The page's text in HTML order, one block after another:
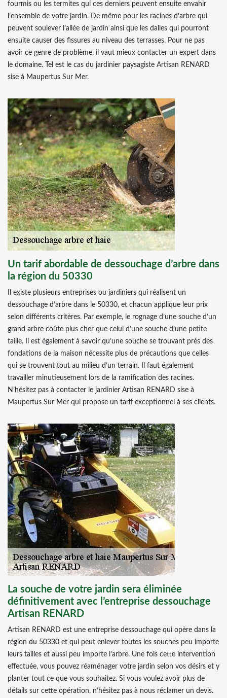
fourmis ou les termites qui ces derniers peuvent ensuite envahir
l’ensemble de votre jardin. De même pour les racines d’arbre qui
peuvent soulever l’allée de jardin ainsi que les dalles qui pourront
ensuite causer des fissures au niveau des terrasses. Pour ne pas
avoir ce genre de problème, il vaut mieux contacter un expert dans
le domaine. Tel est le cas du jardinier paysagiste Artisan RENARD
sise à Maupertus Sur Mer.
Un tarif abordable de dessouchage d’arbre dans
la région du 50330
Il existe plusieurs entreprises ou jardiniers qui réalisent un
dessouchage d’arbre dans le 50330, et chacun applique leur prix
selon différents critères. Par exemple, le rognage d’une souche d’un
grand arbre coûte plus cher que celui d’une souche d’une petite
taille. Il est également à savoir qu’une souche se trouvant près des
fondations de la maison nécessite plus de précautions que celles
qui se trouvent tout au milieu d’un terrain. Il faut également
travailler minutieusement lors de la ramification des racines.
N’hésitez pas à contacter le jardinier Artisan RENARD sise à
Maupertus Sur Mer qui propose un tarif exceptionnel à ses clients.
La souche de votre jardin sera éliminée
définitivement avec l’entreprise dessouchage
Artisan RENARD
Artisan RENARD est une entreprise dessouchage qui opère dans la
région du 50330 et qui peut enlever toutes les souches peu importe
leurs tailles et aussi peu importe l’arbre. Une fois cette intervention
effectuée, vous pouvez réaménager votre jardin selon vos désirs et y
planter tout ce que vous souhaitez. Si vous voulez avoir plus de
détails sur cette opération, n’hésitez pas à nous réclamer un devis.